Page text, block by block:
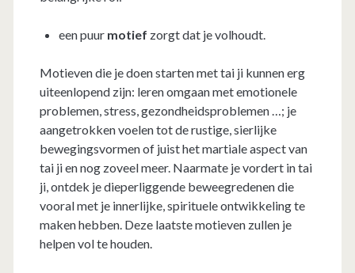
een puur motief zorgt dat je volhoudt.
Motieven die je doen starten met tai ji kunnen erg
uiteenlopend zijn: leren omgaan met emotionele
problemen, stress, gezondheidsproblemen …; je
aangetrokken voelen tot de rustige, sierlijke
bewegingsvormen of juist het martiale aspect van
tai ji en nog zoveel meer. Naarmate je vordert in tai
ji, ontdek je dieperliggende beweegredenen die
vooral met je innerlijke, spirituele ontwikkeling te
maken hebben. Deze laatste motieven zullen je
helpen vol te houden.